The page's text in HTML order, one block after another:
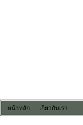
หน้าหลัก เกี่ยวกับเรา